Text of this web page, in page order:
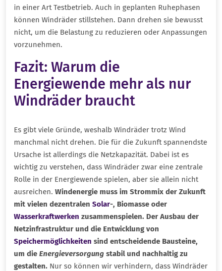
in einer Art Testbetrieb. Auch in geplanten Ruhephasen
können Windräder stillstehen. Dann drehen sie bewusst
nicht, um die Belastung zu reduzieren oder Anpassungen
vorzunehmen.
Fazit: Warum die
Energiewende mehr als nur
Windräder braucht
Es gibt viele Gründe, weshalb Windräder trotz Wind
manchmal nicht drehen. Die für die Zukunft spannendste
Ursache ist allerdings die Netzkapazität. Dabei ist es
wichtig zu verstehen, dass Windräder zwar eine zentrale
Rolle in der Energiewende spielen, aber sie allein nicht
ausreichen. Windenergie muss im Strommix der Zukunft
mit vielen dezentralen Solar-, Biomasse oder
Wasserkraftwerken zusammenspielen. Der Ausbau der
Netzinfrastruktur und die Entwicklung von
Speichermöglichkeiten sind entscheidende Bausteine,
um die Energieversorgung stabil und nachhaltig zu
gestalten. Nur so können wir verhindern, dass Windräder